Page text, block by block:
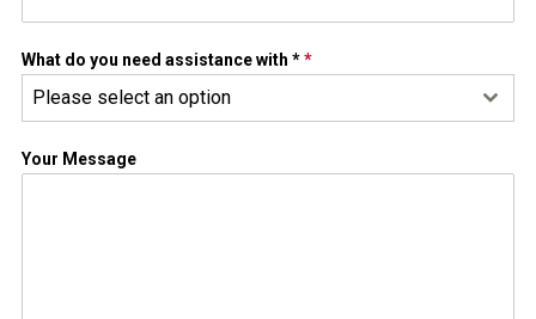
What do you need assistance with **
Please select an option
Your Message